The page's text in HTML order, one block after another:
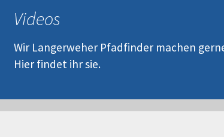
Videos
Wir Langerweher Pfadfinder machen
Hier findet ihr sie.